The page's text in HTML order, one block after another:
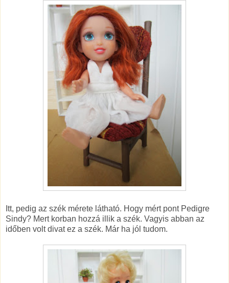
Itt, pedig az szék mérete látható. Hogy mért pont Pedigre
Sindy? Mert korban hozzá illik a szék. Vagyis abban az
időben volt divat ez a szék. Már ha jól tudom.